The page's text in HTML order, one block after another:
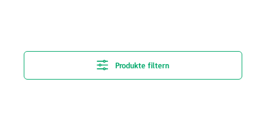
Produkte filtern